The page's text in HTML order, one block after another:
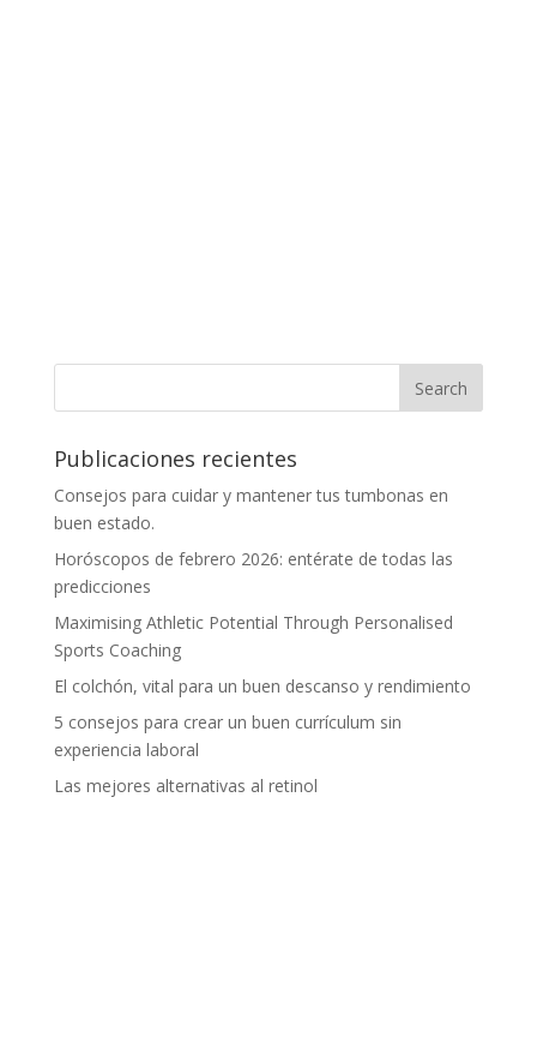
Publicaciones recientes
Consejos para cuidar y mantener tus tumbonas en
buen estado.
Horóscopos de febrero 2026: entérate de todas las
predicciones
Maximising Athletic Potential Through Personalised
Sports Coaching
El colchón, vital para un buen descanso y rendimiento
5 consejos para crear un buen currículum sin
experiencia laboral
Las mejores alternativas al retinol